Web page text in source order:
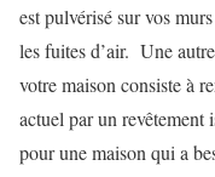
est pulvérisé sur vos
les fuites d’air. Une
votre maison consiste à
actuel par un revêtement
pour une maison qui a